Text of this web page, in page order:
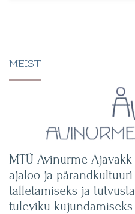
MEIST
MTÜ Avinurme
ajaloo ja
talletamiseks ja
tuleviku